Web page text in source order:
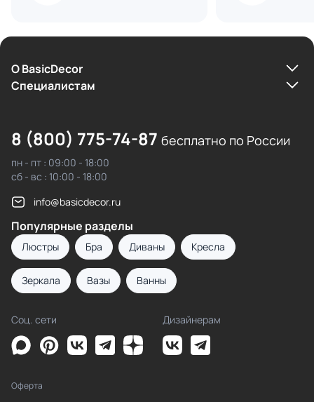
О BasicDecor
Cпециалистам
8 (800) 775-74-87 бесплатно по России
пн - пт : 09:00 - 18:00
сб - вс : 10:00 - 18:00
info@basicdecor.ru
Популярные разделы
Люстры Бра Диваны Кресла
Зеркала Вазы Ванны
Соц. сети Дизайнерам
Оферта